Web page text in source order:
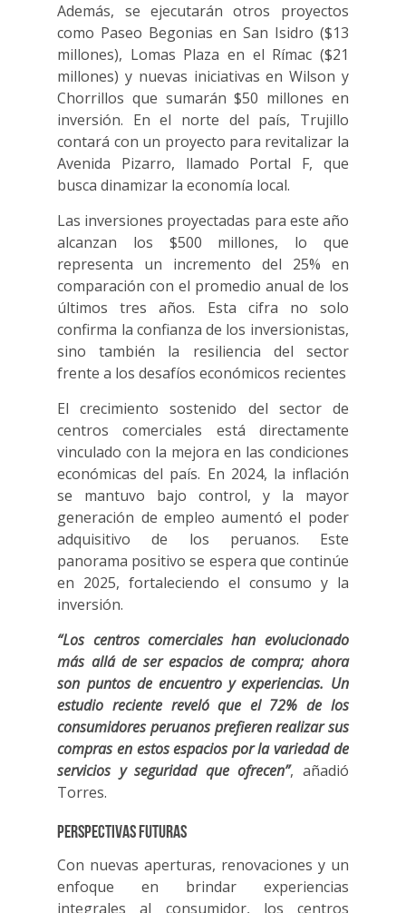
Además, se ejecutarán otros proyectos
como Paseo Begonias en San Isidro ($13
millones), Lomas Plaza en el Rímac ($21
millones) y nuevas iniciativas en Wilson y
Chorrillos que sumarán $50 millones en
inversión. En el norte del país, Trujillo
contará con un proyecto para revitalizar la
Avenida Pizarro, llamado Portal F, que
busca dinamizar la economía local.
Las inversiones proyectadas para este año
alcanzan los $500 millones, lo que
representa un incremento del 25% en
comparación con el promedio anual de los
últimos tres años. Esta cifra no solo
confirma la confianza de los inversionistas,
sino también la resiliencia del sector
frente a los desafíos económicos recientes
El crecimiento sostenido del sector de
centros comerciales está directamente
vinculado con la mejora en las condiciones
económicas del país. En 2024, la inflación
se mantuvo bajo control, y la mayor
generación de empleo aumentó el poder
adquisitivo de los peruanos. Este
panorama positivo se espera que continúe
en 2025, fortaleciendo el consumo y la
inversión.
“Los centros comerciales han evolucionado
más allá de ser espacios de compra; ahora
son puntos de encuentro y experiencias. Un
estudio reciente reveló que el 72% de los
consumidores peruanos prefieren realizar sus
compras en estos espacios por la variedad de
servicios y seguridad que ofrecen”, añadió
Torres.
Perspectivas futuras
Con nuevas aperturas, renovaciones y un
enfoque en brindar experiencias
integrales al consumidor, los centros